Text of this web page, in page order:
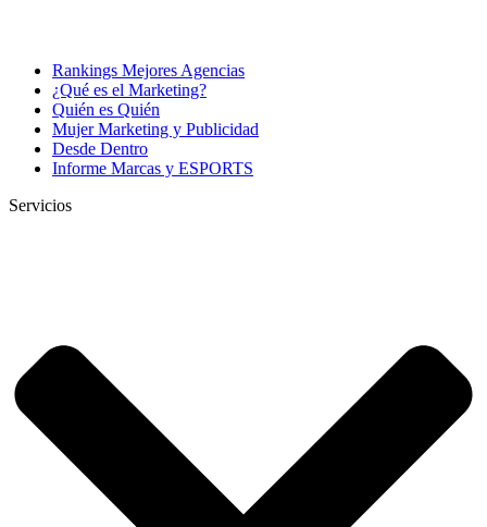
Rankings Mejores Agencias
¿Qué es el Marketing?
Quién es Quién
Mujer Marketing y Publicidad
Desde Dentro
Informe Marcas y ESPORTS
Servicios